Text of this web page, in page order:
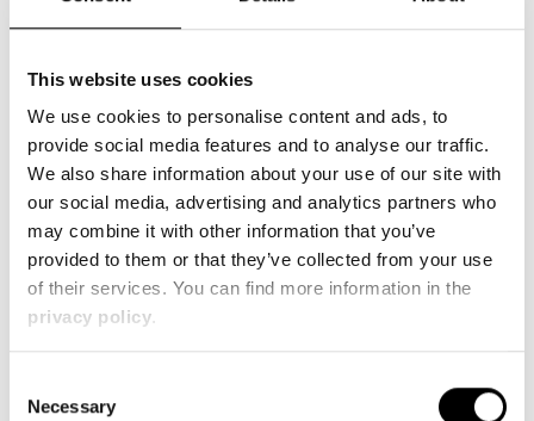
This website uses cookies
We use cookies to personalise content and ads, to
provide social media features and to analyse our traffic.
We also share information about your use of our site with
our social media, advertising and analytics partners who
may combine it with other information that you’ve
provided to them or that they’ve collected from your use
of their services. You can find more information in the
privacy policy.
Selection
Necessary
Sofern die Webseite aufgerufen wird, um mit uns
einen Vertrag abzuschließen, dient als weitere
Rechtsgrundlage (Art. 6 Abs. 1 lit. b DSGVO). Für
den Fall, dass wir ein Hostingunternehmen
beauftragt haben, besteht ein Vertrag über
Auftragsverarbeitung mit diesem Dienstleister.
Einsatz von Local Storage Items, Session
Storage Items und Cookies
Unsere Webseite verwendet Local Storage Items,
Session Storage Items und/oder Cookies. Beim